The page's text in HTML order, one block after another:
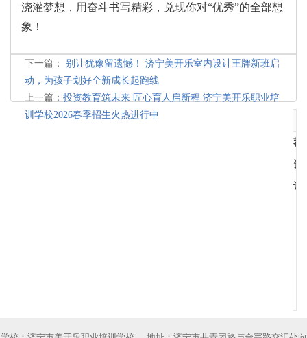
浇灌梦想，用奋斗书写精彩，兑现你对“优秀”的全部想
象！
下一篇： 别让犹豫留遗憾！ 济宁美开乐室内设计王牌新班启
动，为孩子划好全新成长起跑线
上一篇： 投资教育筑未来 匠心育人启新程 济宁美开乐职业培
训学校2026春季招生火热进行中
荐
资
讯